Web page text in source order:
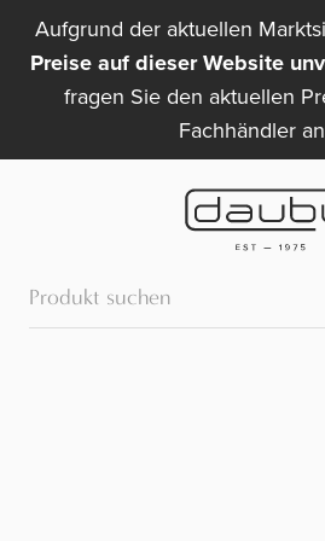
Aufgrund der aktuellen
Preise auf dieser Website
fragen Sie den aktuellen
Fachhändler